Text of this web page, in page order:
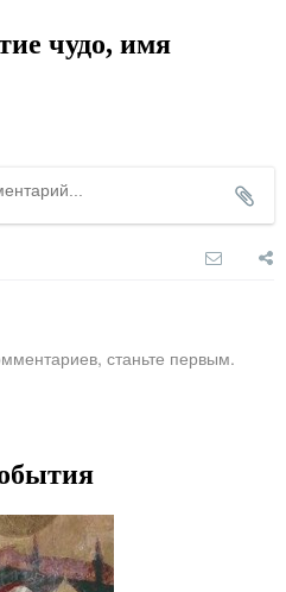
чудо, имя
станьте первым.